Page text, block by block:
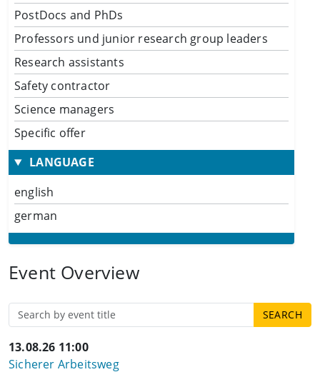
PostDocs and PhDs
Professors und junior research group leaders
Research assistants
Safety contractor
Science managers
Specific offer
LANGUAGE
english
german
Event Overview
13.08.26 11:00
Sicherer Arbeitsweg